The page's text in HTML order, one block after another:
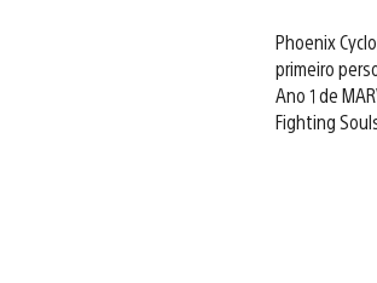
Phoenix
primeiro
Ano 1 de
Fighting